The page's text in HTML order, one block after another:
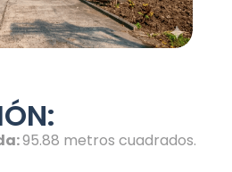
95.88 metros cuadrados.